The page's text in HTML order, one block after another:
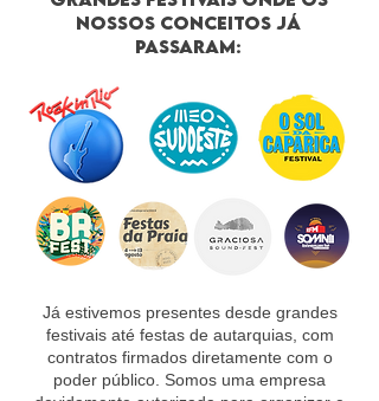
nossos conceitos já
passaram:
Já estivemos presentes desde grandes
festivais até festas de autarquias, com
contratos firmados diretamente com o
poder público. Somos uma empresa